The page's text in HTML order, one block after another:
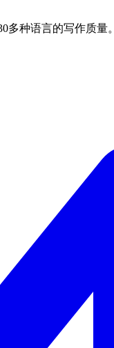
多种语言的写作质量。